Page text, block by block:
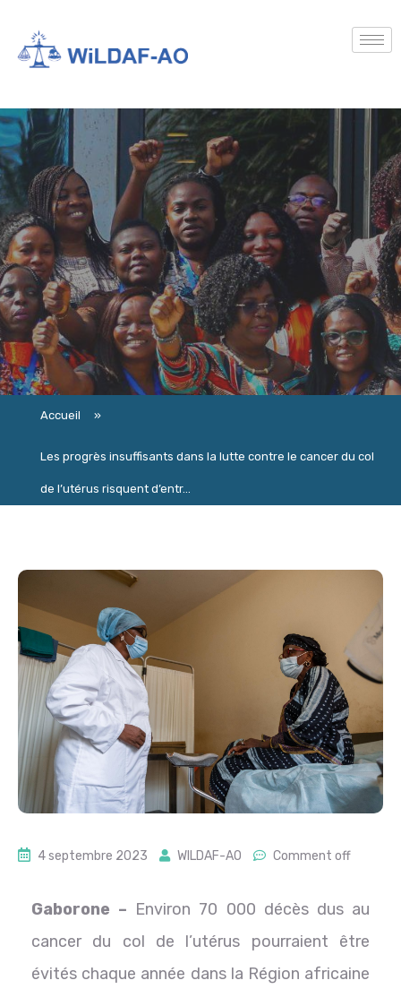
Accueil »
Les progrès insuffisants dans la lutte contre le cancer du col
de l’utérus risquent d’entr...
4 septembre 2023 WILDAF-AO Comment off
Gaborone – Environ 70 000 décès dus au
cancer du col de l’utérus pourraient être
évités chaque année dans la Région africaine